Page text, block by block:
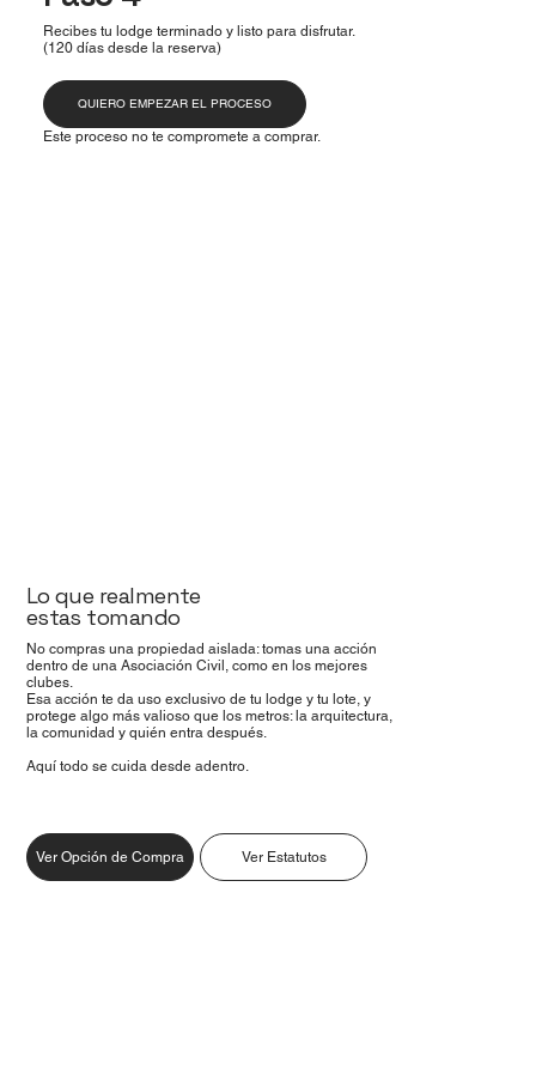
Recibes tu lodge terminado y listo para disfrutar.
(120 días desde la reserva)
QUIERO EMPEZAR EL PROCESO
Este proceso no te compromete a comprar.
Lo que realmente
estas tomando
No compras una propiedad aislada: tomas una acción
dentro de una Asociación Civil, como en los mejores
clubes.
Esa acción te da uso exclusivo de tu lodge y tu lote, y
protege algo más valioso que los metros: la arquitectura,
la comunidad y quién entra después.
Aquí todo se cuida desde adentro.
Ver Opción de Compra Ver Estatutos